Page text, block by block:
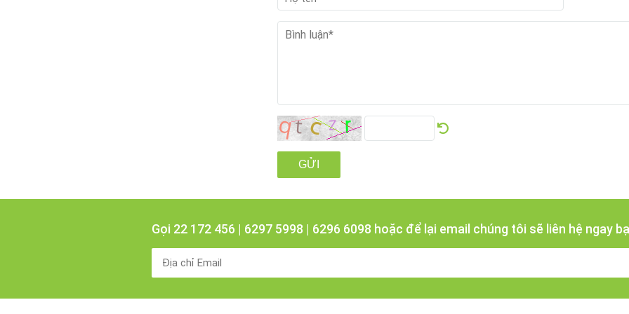
Tin tức liên quan
Máy bế decal tờ tại xưởng
decal
chất lượng
Bình luận
Đánh giá của bạn